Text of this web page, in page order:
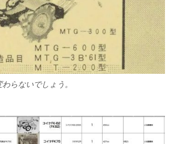
らないでしょう。